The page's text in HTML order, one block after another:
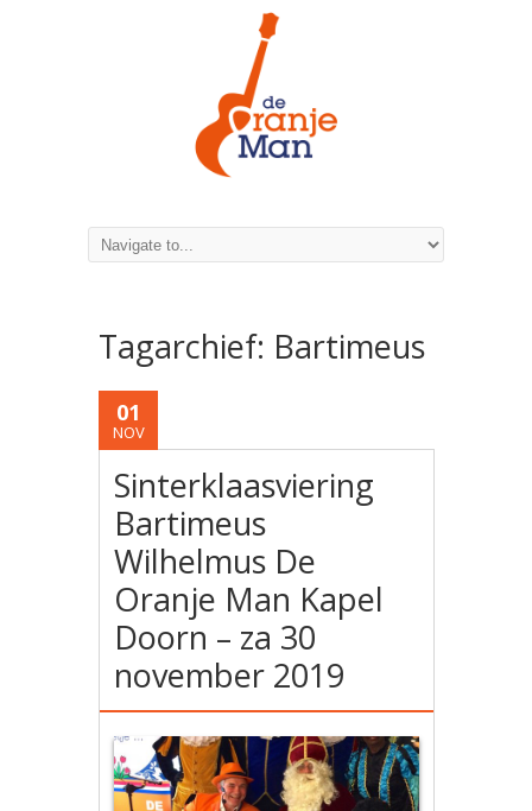
Tagarchief: Bartimeus
01
NOV
Sinterklaasviering
Bartimeus
Wilhelmus De
Oranje Man Kapel
Doorn – za 30
november 2019